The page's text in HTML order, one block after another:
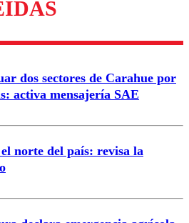
moderados para garantizar un
respetuoso.
dos sectores de Carahue por
activa mensajería SAE
norte del país: revisa la